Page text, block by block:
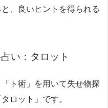
、良いヒントを得られる
い：タロット
ト術」を用いて失せ物探
ロット」です。